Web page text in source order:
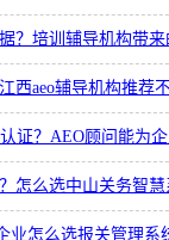
？培训辅导机构带
西aeo辅导机构推荐
证？AEO顾问能为
怎么选中山关务智
业怎么选报关管理系